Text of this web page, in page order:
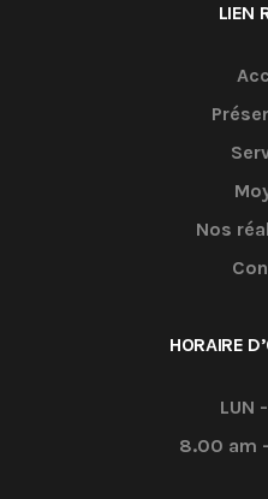
LIEN
Nos
HORAIRE
LUN
8.00 am